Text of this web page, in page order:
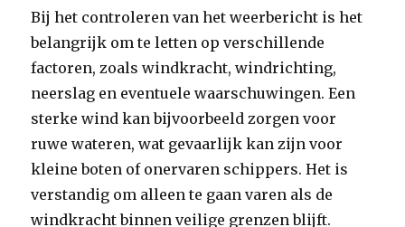
Bij het controleren van het weerbericht is het
belangrijk om te letten op verschillende
factoren, zoals windkracht, windrichting,
neerslag en eventuele waarschuwingen. Een
sterke wind kan bijvoorbeeld zorgen voor
ruwe wateren, wat gevaarlijk kan zijn voor
kleine boten of onervaren schippers. Het is
verstandig om alleen te gaan varen als de
windkracht binnen veilige grenzen blijft.